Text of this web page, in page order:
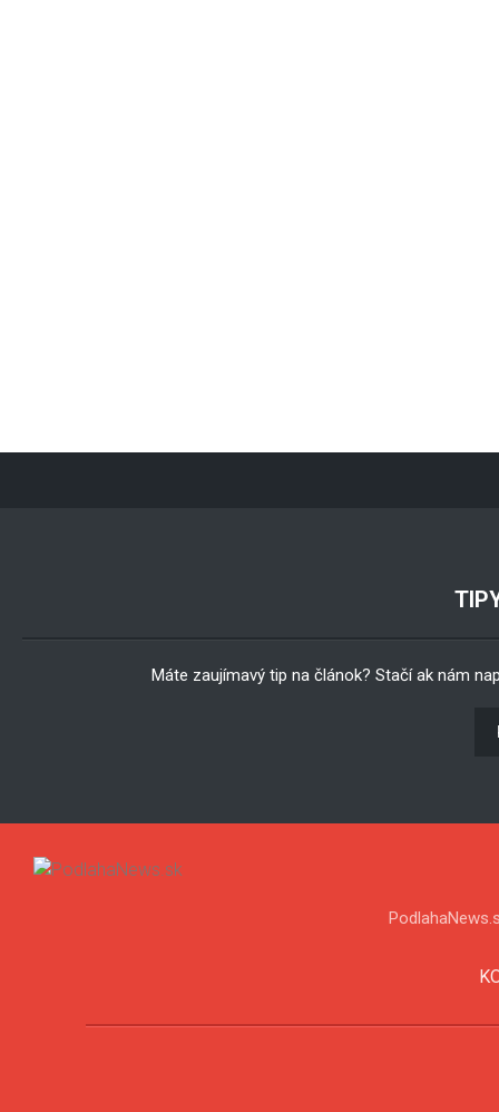
Máte zaujímavý tip na článok? Stačí ak nám